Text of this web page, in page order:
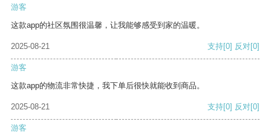
游客
这款app的社区氛围很温馨，让我能够感受到家的温暖。
2025-08-21 支持[0] 反对[0]
游客
这款app的物流非常快捷，我下单后很快就能收到商品。
2025-08-21 支持[0] 反对[0]
游客